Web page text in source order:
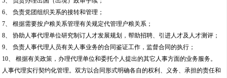
名册；个人办理人事委托，属毕业生、军队转业干部须提供人事主管部门的分配手
续。属已参加工作的，须提供与单位正式脱离用人关系的有效凭证或材料。人事档
案材料一律由组织转递。
2、代理机构接到单位或个人的申请后，要及时审查有关证件和材料，并调查委托单
位或个人的情况。然后，双方签订人事代理合同书。合同期最短为一年。
3、委托单位或个人按合同向人事代理机构支付人事代理费用。收费标准按人调发[1